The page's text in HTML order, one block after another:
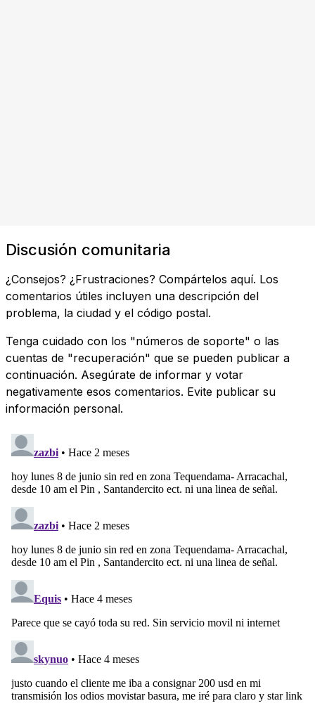
Discusión comunitaria
¿Consejos? ¿Frustraciones? Compártelos aquí. Los
comentarios útiles incluyen una descripción del
problema, la ciudad y el código postal.
Tenga cuidado con los "números de soporte" o las
cuentas de "recuperación" que se pueden publicar a
continuación. Asegúrate de informar y votar
negativamente esos comentarios. Evite publicar su
información personal.